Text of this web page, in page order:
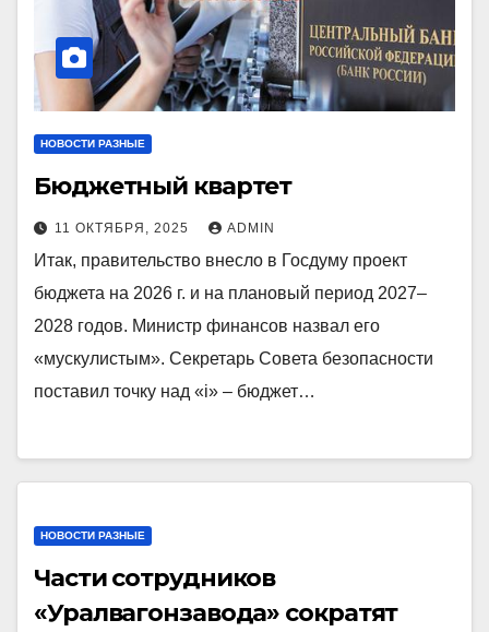
НОВОСТИ РАЗНЫЕ
Бюджетный квартет
11 ОКТЯБРЯ, 2025 ADMIN
Итак, правительство внесло в Госдуму проект
бюджета на 2026 г. и на плановый период 2027–
2028 годов. Министр финансов назвал его
«мускулистым». Секретарь Совета безопасности
поставил точку над «i» – бюджет…
НОВОСТИ РАЗНЫЕ
Части сотрудников
«Уралвагонзавода» сократят